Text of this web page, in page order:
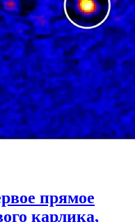
прямое
карлика,